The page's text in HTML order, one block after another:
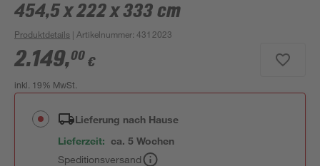
454,5 x 222 x 333 cm
Produktdetails | Artikelnummer:4312023
2.149,00 €
inkl. 19% MwSt.
Lieferung nach Hause
Lieferzeit: ca. 5 Wochen
Speditionsversand